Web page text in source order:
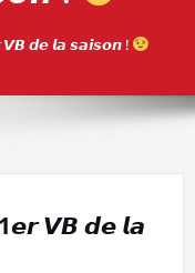
𝙙𝙚 𝙡𝙖 𝙨𝙖𝙞𝙨𝙤𝙣 !
𝙑𝘽 𝙙𝙚 𝙡𝙖